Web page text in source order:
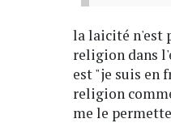
la laicité n'est
religion dans
est "je suis en
religion
me le